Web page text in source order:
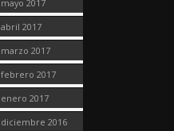
mayo 2017
abril 2017
marzo 2017
febrero 2017
enero 2017
diciembre 2016